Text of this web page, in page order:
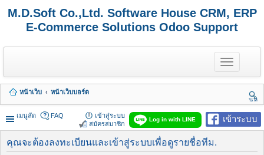
M.D.Soft Co.,Ltd. Software House CRM, ERP
E-Commerce Solutions Odoo Support
T
o
g
e
n
a
v
g
หน้าเว็บ
หน้าเว็บบอร์ด
นห
า
เมนูลัด
เข้าระบบ
Log in with LINE
FAQ
เข้าสู่ระบบ
สมัครสมาชิก
คุณจะต้องลงทะเบียนและเข้าสู่ระบบเพื่อดูรายชื่อทีม.